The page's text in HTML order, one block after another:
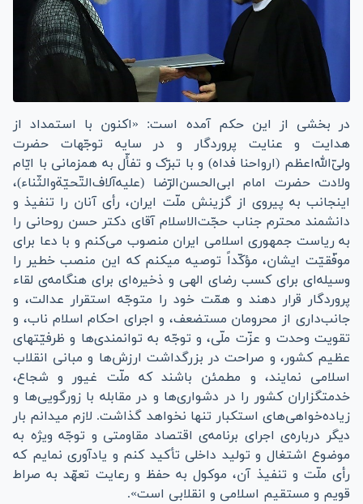
در بخشی از این حکم آمده است: «اکنون با استمداد از
هدایت و عنایت پروردگار و در سایه‌ توجّهات حضرت
ولیّ‌الله‌اعظم (ارواحنا فداه) و با تبرّک و تفأّل به همزمانی با ایّام
ولادت حضرت امام ابی‌الحسن‌الرّضا (علیه‌آلاف‌التّحیّةوالثّناء)،
اینجانب به پیروی از گزینش ملّت ایران، رأی آنان را تنفیذ و
دانشمند محترم جناب حجّت‌الاسلام آقای دکتر حسن روحانی را
به ریاست جمهوری اسلامی ایران منصوب می‌کنم و با دعا برای
موفّقیّت ایشان، مؤکّداً توصیه میکنم که این منصب خطیر را
وسیله‌ای برای کسب رضای الهی و ذخیره‌ای برای هنگامه‌ی لقاء
پروردگار قرار دهند و همّت خود را متوجّه استقرار عدالت، و
جانب‌داری از محرومان مستضعف، و اجرای احکام اسلام ناب، و
تقویت وحدت و عزّت ملّی، و توجّه به توانمندی‌ها و ظرفیّتهای
عظیم کشور، و صراحت در بزرگداشت ارزش‌ها و مبانی انقلاب
اسلامی نمایند، و مطمئن باشند که ملّت غیور و شجاع،
خدمتگزاران کشور را در دشواری‌ها و در مقابله با زورگویی‌ها و
زیاده‌خواهی‌های استکبار تنها نخواهد گذاشت. لازم میدانم بار
دیگر درباره‌ی اجرای برنامه‌ی اقتصاد مقاومتی و توجّه ویژه به
موضوع اشتغال و تولید داخلی تأکید کنم و یادآوری نمایم که
رأی ملّت و تنفیذ آن، موکول به حفظ و رعایت تعهّد به صراط
قویم و مستقیم اسلامی و انقلابی است».